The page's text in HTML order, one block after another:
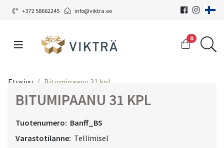
+372 58662245 info@viktra.ee
0
Etusivu Bitumipaanu 31 kpl
BITUMIPAANU 31 KPL
Tuotenumero: Banff_BS
Varastotilanne: Tellimisel